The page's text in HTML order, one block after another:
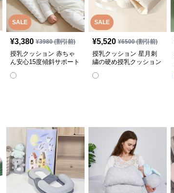
SALE
¥3,380 ¥3980(割引前)
授乳クッション 赤ちゃ
ん安心15度傾斜サポート
SALE
¥5,520 ¥6500(割引前)
授乳クッション 星月刺
繍の硬め授乳クッション